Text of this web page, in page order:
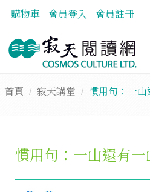
購物車 會員登入 會員註冊
首頁 寂天講堂 慣用句：一山
慣用句：一山還有一